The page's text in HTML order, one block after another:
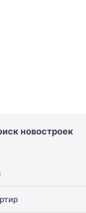
новостроек